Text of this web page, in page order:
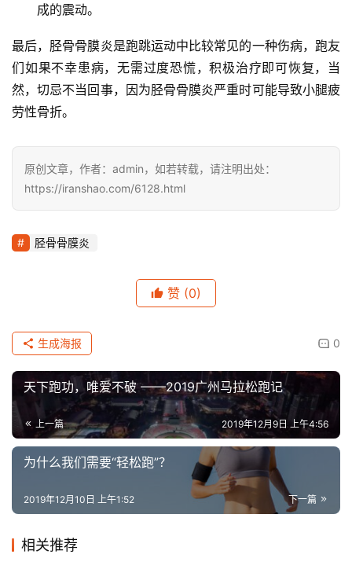
成的震动。
最后，胫骨骨膜炎是跑跳运动中比较常见的一种伤病，跑友
们如果不幸患病，无需过度恐慌，积极治疗即可恢复，当
然，切忌不当回事，因为胫骨骨膜炎严重时可能导致小腿疲
劳性骨折。
原创文章，作者：admin，如若转载，请注明出处：
https://iranshao.com/6128.html
胫骨骨膜炎
赞 (0)
0
生成海报
天下跑功，唯爱不破 ——2019广州马拉松跑记
上一篇 2019年12月9日 上午4:56
为什么我们需要“轻松跑”？
下一篇
2019年12月10日 上午1:52
相关推荐